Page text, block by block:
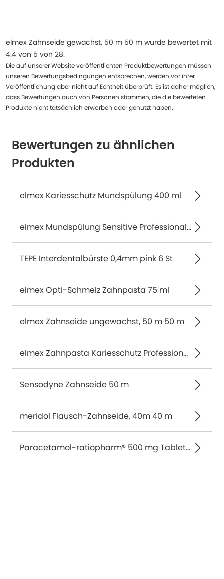
elmex Zahnseide gewachst, 50 m 50 m wurde bewertet mit
4.4 von 5 von 28.
Die auf unserer Website veröffentlichten Produktbewertungen müssen
unseren Bewertungsbedingungen entsprechen, werden vor ihrer
Veröffentlichung aber nicht auf Echtheit überprüft. Es ist daher möglich,
dass Bewertungen auch von Personen stammen, die die bewerteten
Produkte nicht tatsächlich erworben oder genutzt haben.
Bewertungen zu ähnlichen
Produkten
elmex Kariesschutz Mundspülung 400 ml
elmex Mundspülung Sensitive Professional 400 ml
TEPE Interdentalbürste 0,4mm pink 6 St
elmex Opti-Schmelz Zahnpasta 75 ml
elmex Zahnseide ungewachst, 50 m 50 m
elmex Zahnpasta Kariesschutz Professional 75 ml
Sensodyne Zahnseide 50 m
meridol Flausch-Zahnseide, 40m 40 m
Paracetamol-ratiopharm® 500 mg Tabletten 20 St